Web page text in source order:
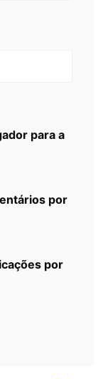
para a
por
por